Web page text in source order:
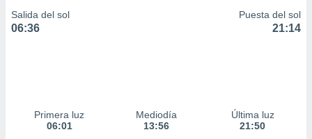
Salida del sol
06:36
Puesta del sol
21:14
Primera luz
06:01
Mediodía
13:56
Última luz
21:50